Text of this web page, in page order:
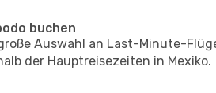
buchen
Auswahl an Last-Minute-
der Hauptreisezeiten in Mexiko.